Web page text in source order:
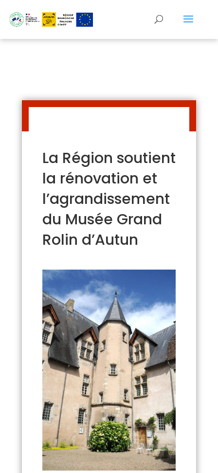
La Région soutient
la rénovation et
l’agrandissement
du Musée Grand
Rolin d’Autun